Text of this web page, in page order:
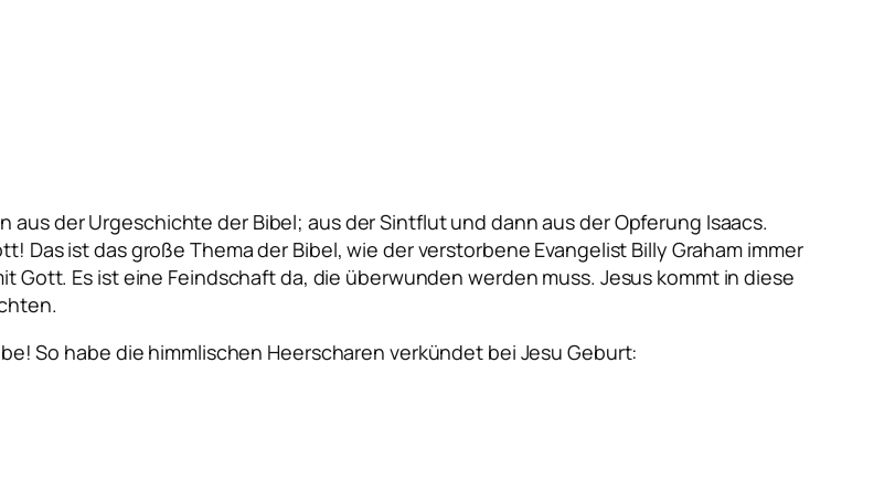
aus der Urgeschichte der Bibel; aus der Sintflut und dann aus der Opferung Isaacs.
Das ist das große Thema der Bibel, wie der verstorbene Evangelist Billy Graham immer
Es ist eine Feindschaft da, die überwunden werden muss. Jesus kommt in diese
So habe die himmlischen Heerscharen verkündet bei Jesu Geburt: